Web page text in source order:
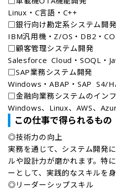
Linux・C言語・C++
□銀行向け勘定系システム開発
IBM汎用機・Z/OS・DB2・
□顧客管理システム開発
Salesforce Cloud・SOQL・
□SAP業務システム開発
Windows・ABAP・SAP S4/
□金融向業務システムのイン
Windows、Linux、AWS、
この仕事で得られるもの
◎技術力の向上
実務を通じて、システム開発
ルや設計力が磨かれます。特
ーとして、実践的なスキルを
◎リーダーシップスキル